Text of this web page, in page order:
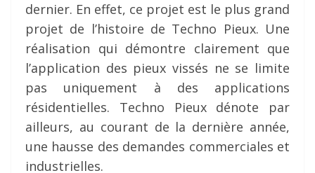
dernier. En effet, ce projet est le plus grand
projet de l’histoire de Techno Pieux. Une
réalisation qui démontre clairement que
l’application des pieux vissés ne se limite
pas uniquement à des applications
résidentielles. Techno Pieux dénote par
ailleurs, au courant de la dernière année,
une hausse des demandes commerciales et
industrielles.